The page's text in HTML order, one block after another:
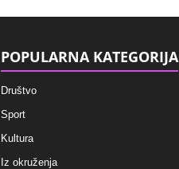
POPULARNA KATEGORIJA
Društvo
Sport
Kultura
Iz okruženja